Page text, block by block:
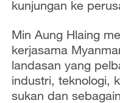
kunjungan ke
Min Aung Hlaing
kerjasama
landasan yang
industri, teknologi,
sukan dan